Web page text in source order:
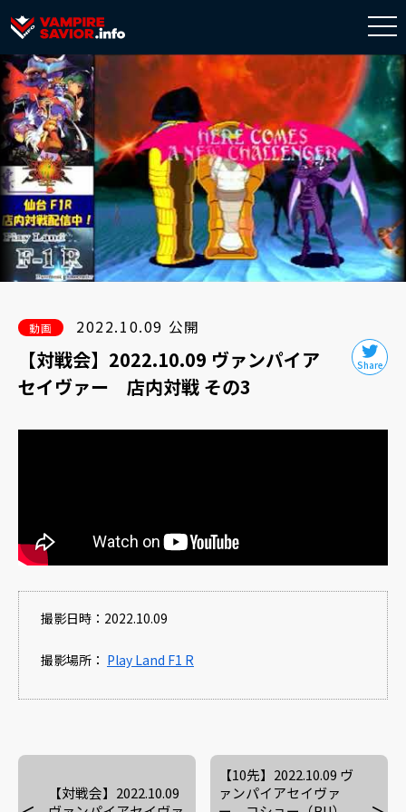
動画 2022.10.09 公開
【対戦会】2022.10.09 ヴァンパイア
セイヴァー 店内対戦 その3
撮影日時：2022.10.09
撮影場所： Play Land F1 R
【対戦会】2022.10.09
【10先】2022.10.09 ヴ
ァンパイアセイヴァ